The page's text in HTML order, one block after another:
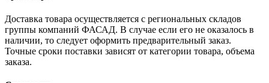
Доставка товара осуществляется с региональных складов
группы компаний ФАСАД. В случае если его не оказалось в
наличии, то следует оформить предварительный заказ.
Точные сроки поставки зависят от категории товара, объема
заказа.